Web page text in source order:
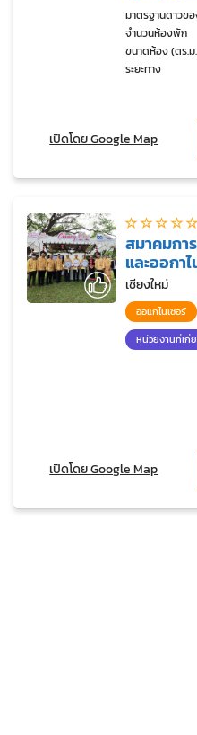
มาตรฐานดาวข
จำนวนห้องพัก
ขนาดห้อง (ตร.ม
ระยะทาง
เปิดโดย Google Map
สมาคมกา
และออกา
เชียงใหม่
ออแกไนเซอร์
หน่วยงานที่เกี่
เปิดโดย Google Map